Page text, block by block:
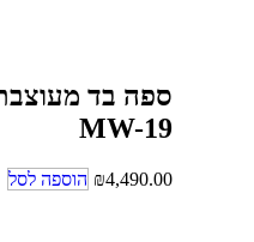
ספה בד מעוצבת
MW-19
₪4,490.00 הוספה לסל